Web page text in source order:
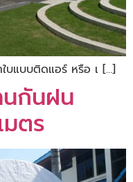
บแบบติดแอร์ หรือ เ […]
นกันฝน
ตร